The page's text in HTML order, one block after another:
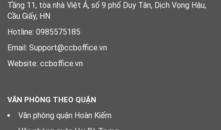
Tầng 11, tòa nhà Việt Á, số 9 phố Duy Tân, Dịch Vọng Hậu,
Cầu Giấy, HN
Hotline: 0985575185
Email: Support@ccboffice.vn
Website: ccboffice.vn
VĂN PHÒNG THEO QUẬN
Văn phòng quận Hoàn Kiếm